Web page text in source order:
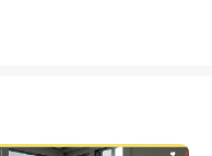
하루만
판사
로 판
전문출
트기기